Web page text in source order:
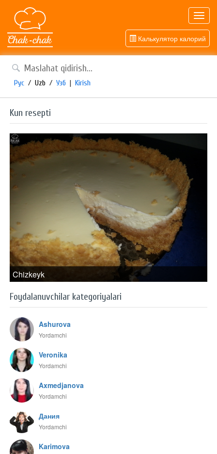
Калькулятор калорий
Рус / Uzb / Узб | Kirish
Kun resepti
Chizkeyk
Foydalanuvchilar kategoriyalari
Ashurova
Yordamchi
Veronika
Yordamchi
Axmedjanova
Yordamchi
Дания
Yordamchi
Karimova